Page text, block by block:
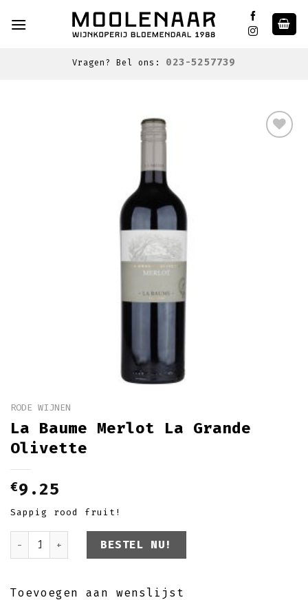
to
Vragen? Bel ons: 023-5257739
RODE WIJNEN
La Baume Merlot La Grande
Olivette
€9.25
Sappig rood fruit!
La Baume Merlot La Grande Olivette aantal
BESTEL NU!
Toevoegen aan wenslijst